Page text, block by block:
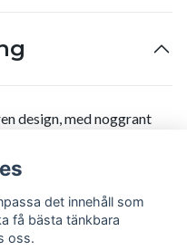
design, med noggrant
det innehåll som
få bästa tänkbara
oss.